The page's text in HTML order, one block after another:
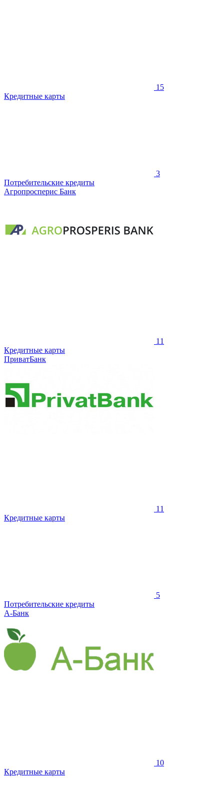
15
Кредитные карты
3
Потребительские кредиты
Агропросперис Банк
11
Кредитные карты
ПриватБанк
11
Кредитные карты
5
Потребительские кредиты
А-Банк
10
Кредитные карты